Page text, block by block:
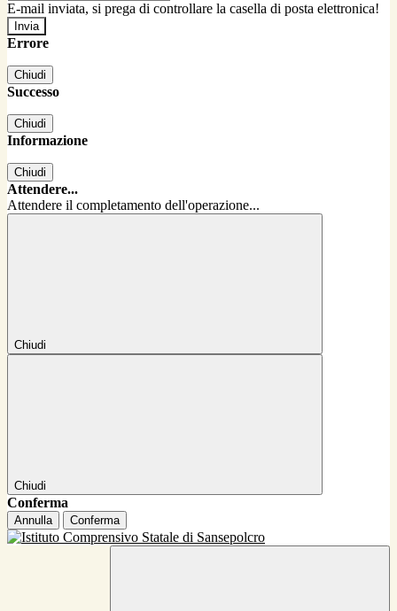
E-mail inviata, si prega di controllare la casella di posta elettronica!
Errore
Chiudi
Successo
Chiudi
Informazione
Chiudi
Attendere...
Attendere il completamento dell'operazione...
Chiudi
Chiudi
Conferma
Annulla Conferma